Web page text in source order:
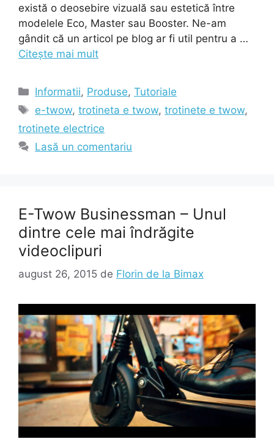
există o deosebire vizuală sau estetică între
modelele Eco, Master sau Booster. Ne-am
gândit că un articol pe blog ar fi util pentru a …
Citește mai mult
Categorii
Informatii, Produse,Tutoriale
Etichete
e-twow,trotineta e twow,trotinete e twow,
trotinete electrice
Lasă un comentariu
E-Twow Businessman – Unul
dintre cele mai îndrăgite
videoclipuri
august 26, 2015 de Florin de la Bimax